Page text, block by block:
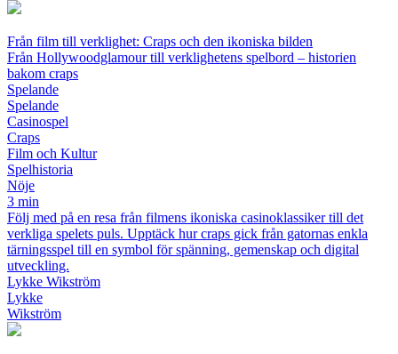
Från film till verklighet: Craps och den ikoniska bilden
Från Hollywoodglamour till verklighetens spelbord – historien
bakom craps
Spelande
Spelande
Casinospel
Craps
Film och Kultur
Spelhistoria
Nöje
3 min
Följ med på en resa från filmens ikoniska casinoklassiker till det
verkliga spelets puls. Upptäck hur craps gick från gatornas enkla
tärningsspel till en symbol för spänning, gemenskap och digital
utveckling.
Lykke Wikström
Lykke
Wikström